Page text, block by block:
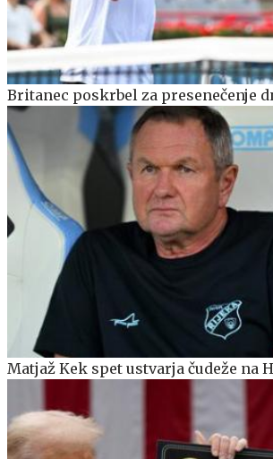
Britanec poskrbel za presenečenje
Matjaž Kek spet ustvarja čudeže na